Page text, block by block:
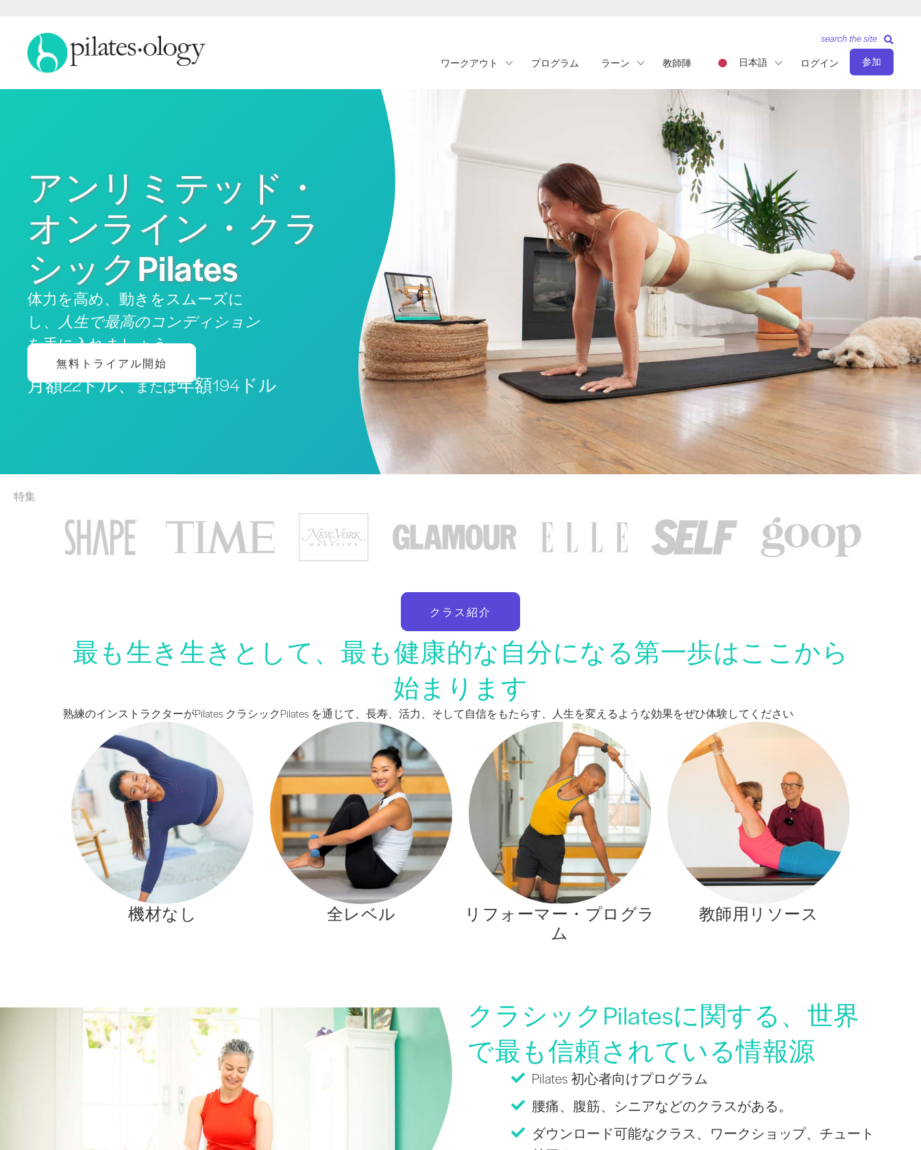
ワークアウト プログラム ラーン 教師陣 日本語 ログイン 参加
search the site
アンリミテッド・
オンライン・クラ
シックPilates
体力を高め、動きをスムーズに
し、
人生で最高のコンディション
を手に入れましょう
無料トライアル開始
月額22ドル、または年額194ドル
特集
クラス紹介
最も生き生きとして、最も健康的な自分になる第一歩はここから
始まります
熟練のインストラクターがPilates クラシックPilates を通じて、長寿、活力、そして自信をもたらす、人生を変えるような効果をぜひ体験してください
機材なし 全レベル
リフォーマー・プログラ
ム
教師用リソース
クラシックPilatesに関する、世界
で最も信頼されている情報源
Pilates 初心者向けプログラム
腰痛、腹筋、シニアなどのクラスがある。
ダウンロード可能なクラス、ワークショップ、チュート